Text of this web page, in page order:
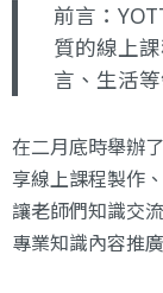
前言：
質的線上
言、生活
在二月底時舉辦
享線上課程製作
讓老師們知識交
專業知識內容推